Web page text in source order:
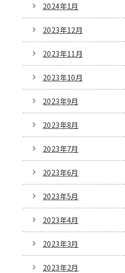
2024年1月
2023年12月
2023年11月
2023年10月
2023年9月
2023年8月
2023年7月
2023年6月
2023年5月
2023年4月
2023年3月
2023年2月